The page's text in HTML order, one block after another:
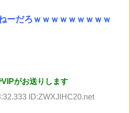
ーだろｗｗｗｗｗｗｗｗｗ
がお送りします
ID:ZWXJlHC20.net